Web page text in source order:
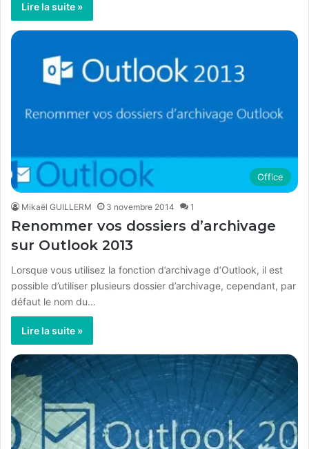
Lire la suite »
Office
Mikaël GUILLERM 3 novembre 2014 1
Renommer vos dossiers d’archivage
sur Outlook 2013
Lorsque vous utilisez la fonction d’archivage d’Outlook, il est
possible d’utiliser plusieurs dossier d’archivage, cependant, par
défaut le nom du…
Lire la suite »